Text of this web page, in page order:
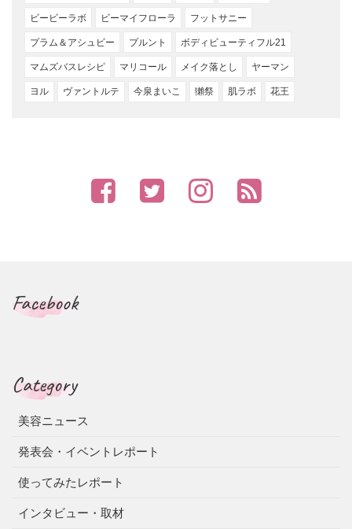
ビービーラボ ビーマイフローラ フットサニー
プラム＆アシュビー プルント ボディビューティフル21
マムズバスレシピ マリコール メイク落とし ヤーマン
ヨル ヴァントルテ 今泉まいこ 獺祭 肌ラボ 花王
Facebook
Category
美容ニュース
発表会・イベントレポート
使ってみたレポート
インタビュー・取材